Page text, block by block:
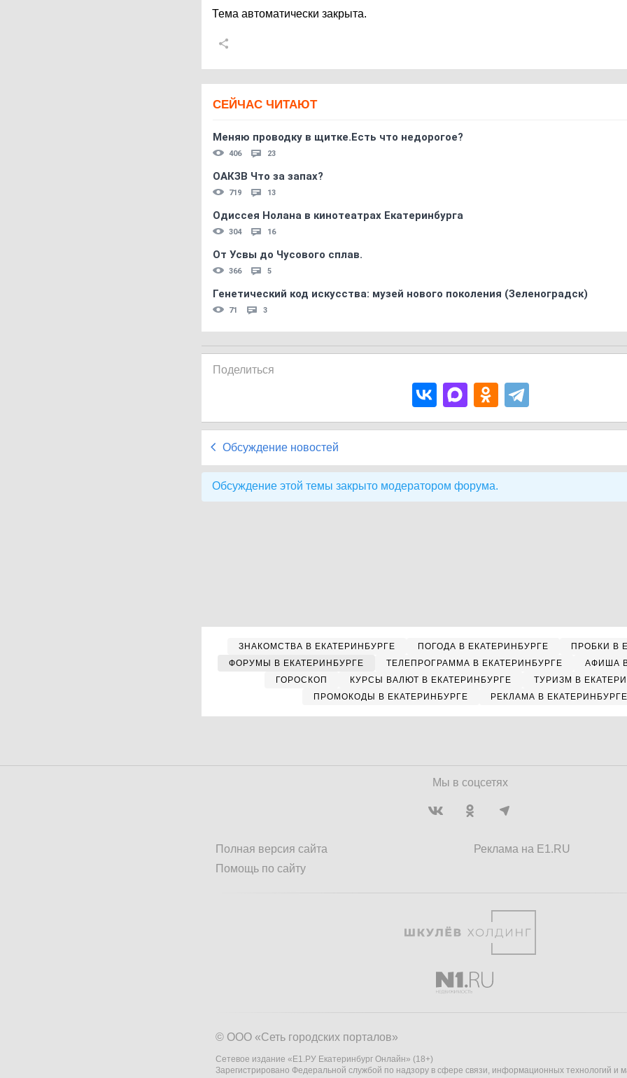
Тема автоматически закрыта.
СЕЙЧАС ЧИТАЮТ
Меняю проводку в щитке.Есть что недорогое?
406 23
ОАКЗВ Что за запах?
719 13
Одиссея Нолана в кинотеатрах Екатеринбурга
304 16
От Усвы до Чусового сплав.
366 5
Генетический код искусства: музей нового поколения (Зеленоградск)
71 3
Поделиться
Обсуждение новостей
Обсуждение этой темы закрыто модератором форума.
ЗНАКОМСТВА В ЕКАТЕРИНБУРГЕ ПОГОДА В ЕКАТЕРИНБУРГЕ
ПРОБКИ В
ФОРУМЫ В ЕКАТЕРИНБУРГЕ
ТЕЛЕПРОГРАММА В ЕКАТЕРИНБУРГЕ
АФИША
ГОРОСКОП
КУРСЫ ВАЛЮТ В ЕКАТЕРИНБУРГЕ
ТУРИЗМ В
ПРОМОКОДЫ В ЕКАТЕРИНБУРГЕ
РЕКЛАМА В ЕКАТЕРИНБУРГЕ
Мы в соцсетях
Полная версия сайта
Помощь по сайту
Реклама на E1.RU
© ООО «Сеть городских порталов»
Сетевое издание «Е1.РУ Екатеринбург Онлайн» (18+)
Зарегистрировано Федеральной службой по надзору в сфере связи, информационных технологий и